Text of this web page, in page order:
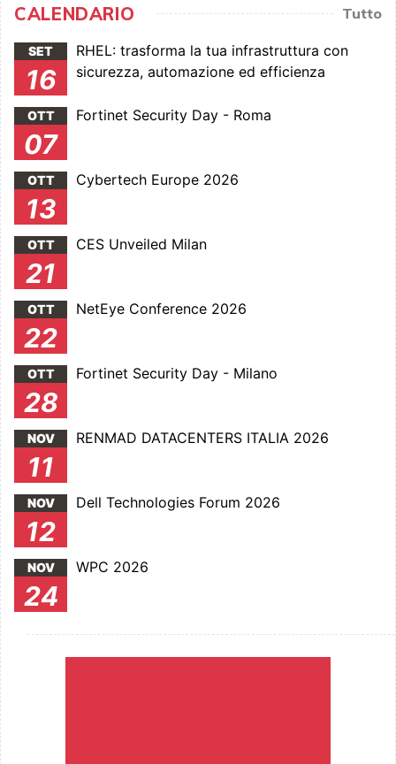
CALENDARIO Tutto
SET
16
RHEL: trasforma la tua infrastruttura con
sicurezza, automazione ed efficienza
OTT
07
Fortinet Security Day - Roma
OTT
13
Cybertech Europe 2026
OTT
21
CES Unveiled Milan
OTT
22
NetEye Conference 2026
OTT
28
Fortinet Security Day - Milano
NOV
11
RENMAD DATACENTERS ITALIA 2026
NOV
12
Dell Technologies Forum 2026
NOV
24
WPC 2026